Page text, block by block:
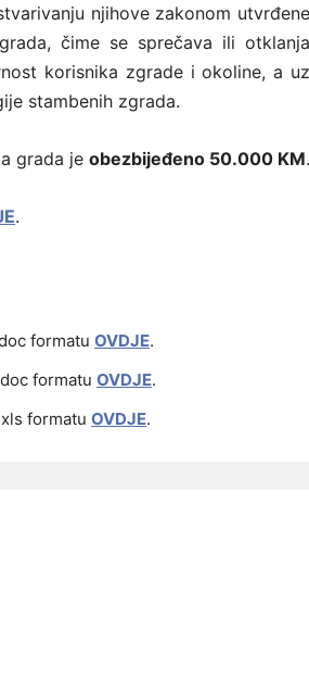
njihove zakonom utvrđene
čime se sprečava ili otklanja
korisnika zgrade i okoline, a uz
stambenih zgrada.
grada je obezbijeđeno 50.000 KM.
.
formatu OVDJE.
formatu OVDJE.
formatu OVDJE.